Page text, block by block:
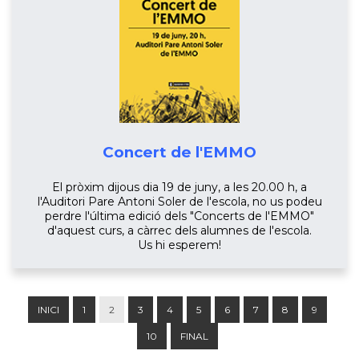
Concert de l'EMMO
El pròxim dijous dia 19 de juny, a les 20.00 h, a
l'Auditori Pare Antoni Soler de l'escola, no us podeu
perdre l'última edició dels "Concerts de l'EMMO"
d'aquest curs, a càrrec dels alumnes de l'escola.
Us hi esperem!
INICI 1 2 3 4 5 6 7 8 9
10 FINAL